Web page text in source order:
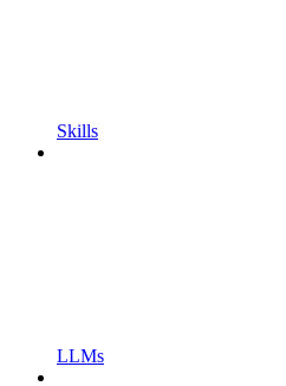
Skills
LLMs